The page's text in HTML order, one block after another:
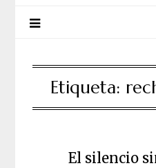
Etiqueta:
El silencio